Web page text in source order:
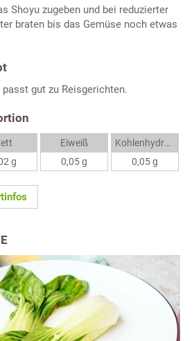
Shoyu zugeben und bei reduzierter
braten bis das Gemüse noch etwas
gut zu Reisgerichten.
g
Eiweiß
0,05 g
Kohlenhydrate
0,05 g